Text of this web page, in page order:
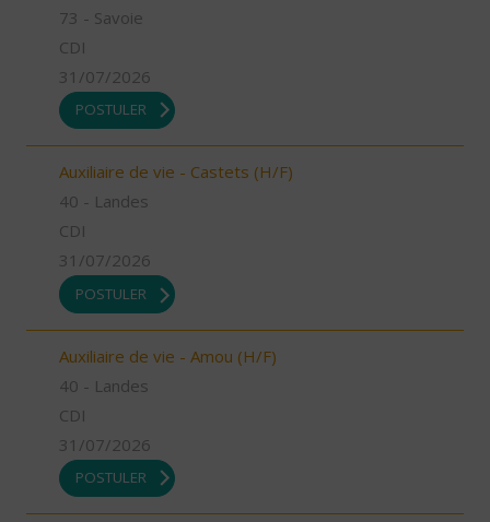
73 - Savoie
CDI
31/07/2026
POSTULER
Auxiliaire de vie - Castets (H/F)
40 - Landes
CDI
31/07/2026
POSTULER
Auxiliaire de vie - Amou (H/F)
40 - Landes
CDI
31/07/2026
POSTULER